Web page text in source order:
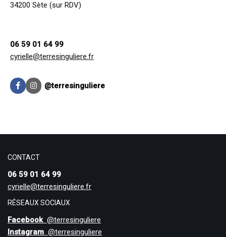
34200 Sète (sur RDV)
06 59 01 64 99
cyrielle@terresinguliere.fr
@terresinguliere
CONTACT
06 59 01 64 99
cyrielle@terresinguliere.fr
RÉSEAUX SOCIAUX
Facebook@terresinguliere
Instagram @terresinguliere